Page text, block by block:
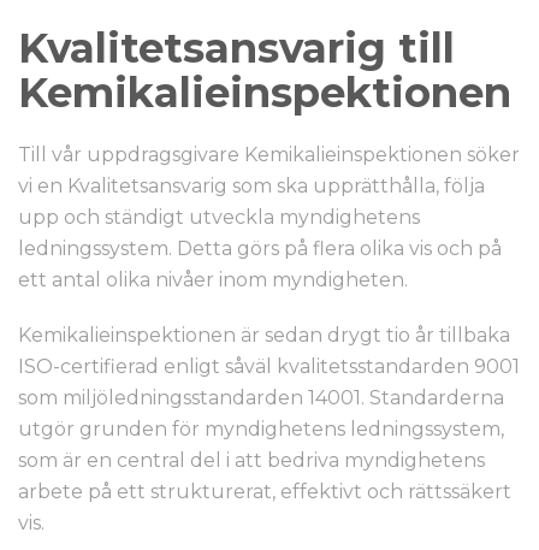
Kvalitetsansvarig till
Kemikalieinspektionen
Till vår uppdragsgivare Kemikalieinspektionen söker
vi en Kvalitetsansvarig som ska upprätthålla, följa
upp och ständigt utveckla myndighetens
ledningssystem. Detta görs på flera olika vis och på
ett antal olika nivåer inom myndigheten.
Kemikalieinspektionen är sedan drygt tio år tillbaka
ISO-certifierad enligt såväl kvalitetsstandarden 9001
som miljöledningsstandarden 14001. Standarderna
utgör grunden för myndighetens ledningssystem,
som är en central del i att bedriva myndighetens
arbete på ett strukturerat, effektivt och rättssäkert
vis.